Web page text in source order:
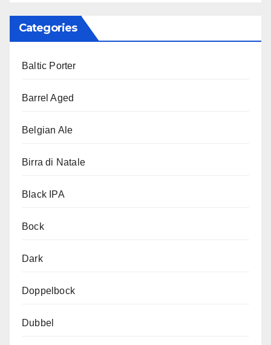
Categories
Baltic Porter
Barrel Aged
Belgian Ale
Birra di Natale
Black IPA
Bock
Dark
Doppelbock
Dubbel